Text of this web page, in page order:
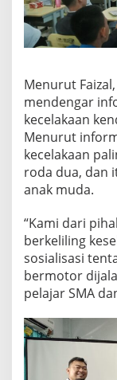
Menurut
mendengar
kecelakaan
Menurut
kecelakaan
roda dua, dan
anak muda.
“Kami dari
berkeliling
sosialisasi
bermotor
pelajar SMA